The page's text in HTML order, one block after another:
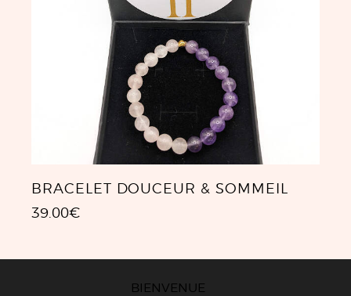
BRACELET DOUCEUR & SOMMEIL
39.00€
BIENVENUE